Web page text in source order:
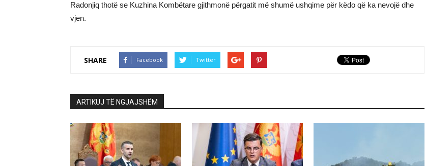
Radonjiq thotë se Kuzhina Kombëtare gjithmonë përgatit më shumë ushqime për këdo që ka nevojë dhe
vjen.
SHARE Facebook Twitter
ARTIKUJ TË NGJAJSHËM